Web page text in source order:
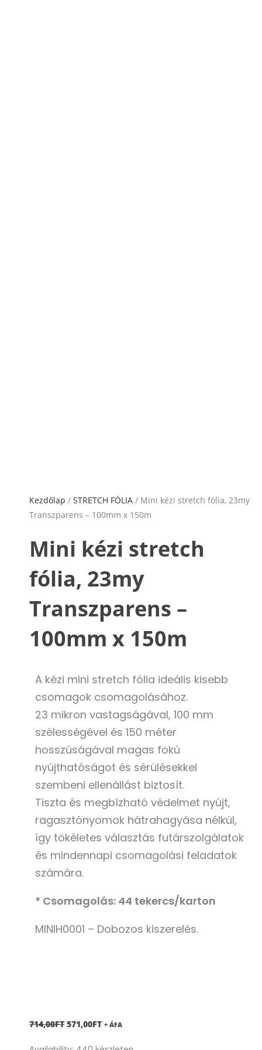
Kezdőlap / STRETCH FÓLIA / Mini kézi stretch fólia, 23my
Transzparens – 100mm x 150m
Mini kézi stretch
fólia, 23my
Transzparens –
100mm x 150m
A kézi mini stretch fólia ideális kisebb
csomagok csomagolásához.
23 mikron vastagságával, 100 mm
szélességével és 150 méter
hosszúságával magas fokú
nyújthatóságot és sérülésekkel
szembeni ellenállást biztosít.
Tiszta és megbízható védelmet nyújt,
ragasztónyomok hátrahagyása nélkül,
így tökéletes választás futárszolgálatok
és mindennapi csomagolási feladatok
számára.
* Csomagolás: 44 tekercs/karton
MINIH0001 – Dobozos kiszerelés.
714,00FT ORIGINAL
571,00FTCURRENT
+ ÁFA